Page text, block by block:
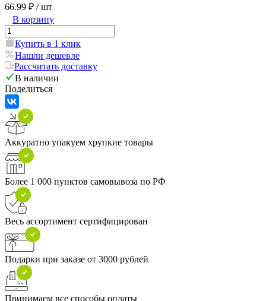
66.99 ₽ / шт
В корзину
Купить в 1 клик
Нашли дешевле
Рассчитать доставку
В наличии
Поделиться
Аккуратно упакуем хрупкие товары
Более 1 000 пунктов самовывоза по РФ
Весь ассортимент сертифицирован
Подарки при заказе от 3000 рублей
Принимаем все способы оплаты